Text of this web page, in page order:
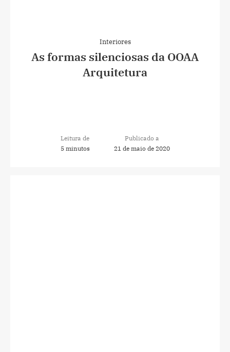
Interiores
As formas silenciosas da OOAA
Arquitetura
Leitura de
5 minutos
Publicado a
21 de maio de 2020